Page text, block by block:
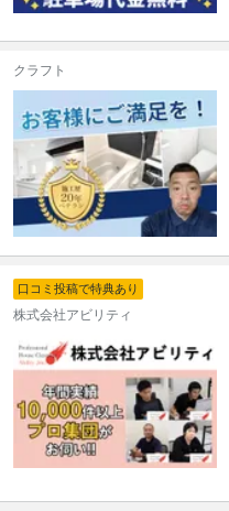
クラフト
口コミ投稿で特典あり
株式会社アビリティ